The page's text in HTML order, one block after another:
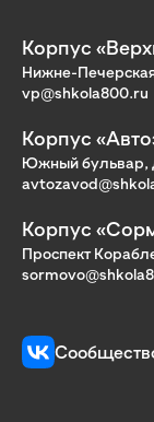
Корпус
Нижне-
vp@shkola800.ru
Корпус
Южный бульвар,
Корпус
Проспект